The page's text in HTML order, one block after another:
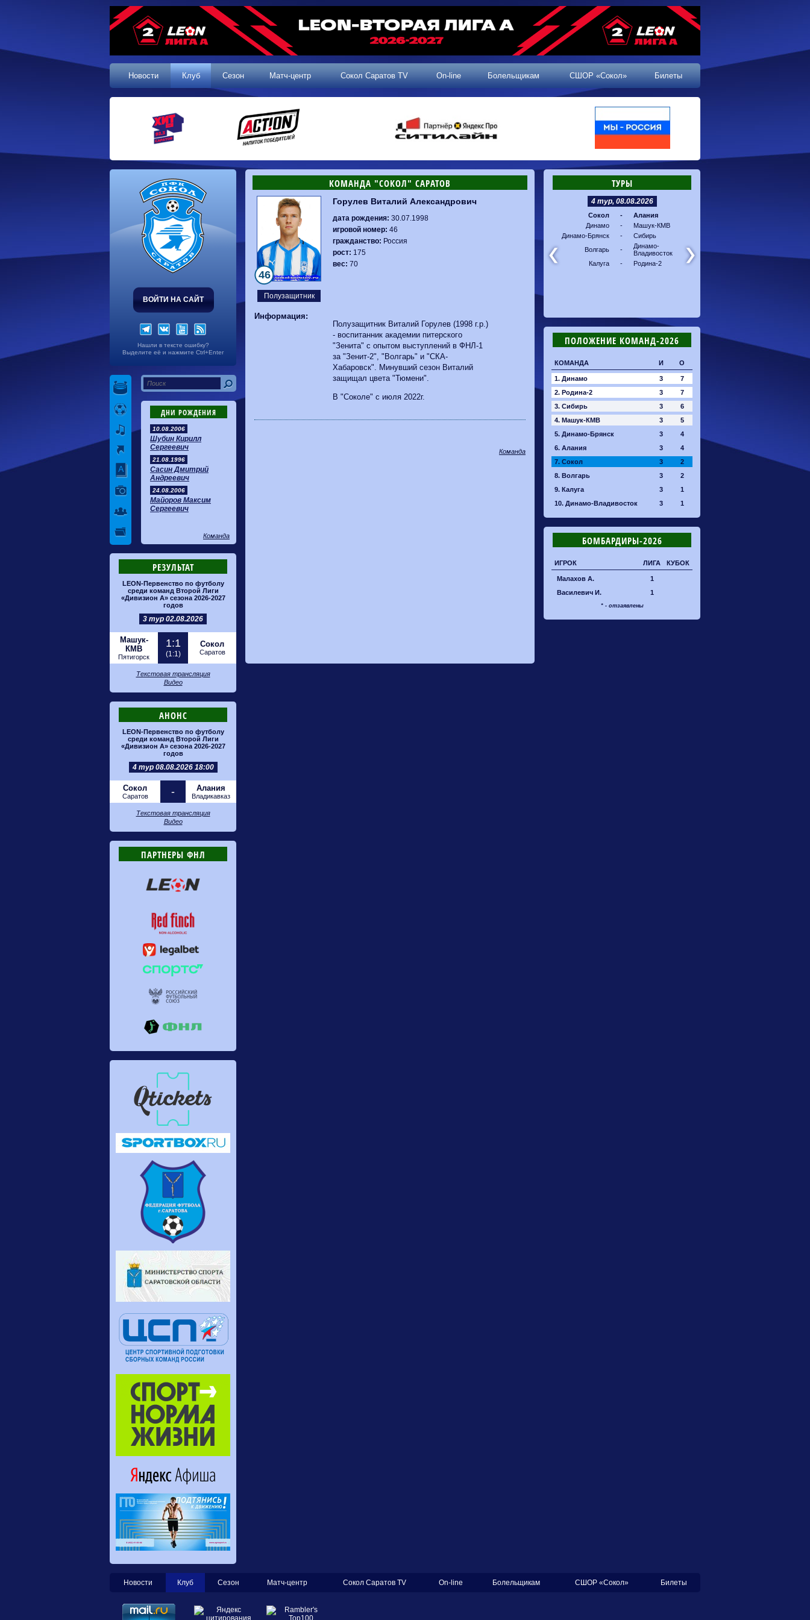
Новости Клуб Сезон Матч-центр Сокол Саратов TV On-line Болельщикам СШОР «Сокол» Билеты
ВОЙТИ НА САЙТ
Нашли в тексте ошибку?
Выделите её и нажмите Ctrl+Enter
ДНИ РОЖДЕНИЯ
10.08.2006
Шубин Кирилл
Сергеевич
21.08.1996
Сасин Дмитрий
Андреевич
24.08.2006
Майоров Максим
Сергеевич
Команда
РЕЗУЛЬТАТ
LEON-Первенство по футболу
среди команд Второй Лиги
«Дивизион А» сезона 2026-2027
годов
3 тур 02.08.2026
Машук-
КМВ
Пятигорск
1:1
(1:1)
Сокол
Саратов
Текстовая трансляция
Видео
АНОНС
LEON-Первенство по футболу
среди команд Второй Лиги
«Дивизион А» сезона 2026-2027
годов
4 тур 08.08.2026 18:00
Сокол
Саратов - Алания
Владикавказ
Текстовая трансляция
Видео
ПАРТНЕРЫ ФНЛ
КОМАНДА "СОКОЛ" САРАТОВ
Полузащитник
46
Горулев Виталий Александрович
дата рождения: 30.07.1998
игровой номер: 46
гражданство: Россия
рост: 175
вес: 70
Информация:
Полузащитник Виталий Горулев (1998 г.р.)
- воспитанник академии питерского
"Зенита" с опытом выступлений в ФНЛ-1
за "Зенит-2", "Волгарь" и "СКА-
Хабаровск". Минувший сезон Виталий
защищал цвета "Тюмени".
В "Соколе" с июля 2022г.
Команда
ТУРЫ
1 тур, 19.07.2026
1-1
Калуга
Динамо
0-0
Волгарь
0-0
Динамо-Брянск
2-1
Алания
1-2 Сибирь
2 тур, 25.07.2026
Родина-2
Динамо-
Владивосток
2 тур, 26.07.2026
Сокол 0-1
Динамо
Динамо-Брянск
0-4
Волгарь
1-2
Калуга
0-1 Сибирь
3 тур, 02.08.2026 4 тур, 08.08.2026
Сокол -
Алания
Динамо
-
Машук-КМВ
Динамо-Брянск
-
Сибирь
Волгарь
-
Динамо-
Владивосток
Калуга
- Родина-2
Сибирь
ПОЛОЖЕНИЕ КОМАНД-2026
КОМАНДА И О
1. Динамо 3
7
2. Родина-2
3
7
3. Сибирь
3
6
4. Машук-КМВ
3
5
5. Динамо-Брянск
3
4
6. Алания
3
4
7. Сокол
3
2
8. Волгарь
3
2
9. Калуга
3
1
10. Динамо-Владивосток
3 1
БОМБАРДИРЫ-2026
ИГРОК ЛИГА КУБОК
Малахов А.
1
Василевич И.
1
* - отзаявлены
Новости Клуб Сезон Матч-центр Сокол Саратов TV On-line Болельщикам СШОР «Сокол» Билеты